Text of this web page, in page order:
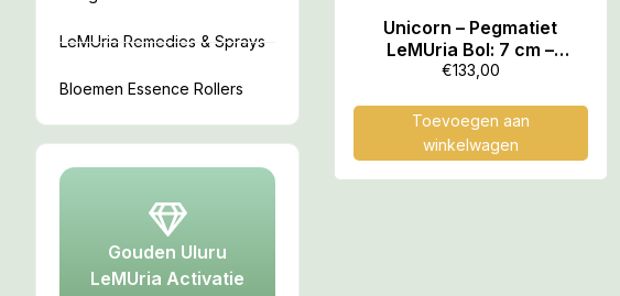
LeMUria Remedies & Sprays
Bloemen Essence Rollers
Gouden Uluru
LeMUria Activatie
Unicorn – Pegmatiet
LeMUria Bol: 7 cm –
ZonnePoort voor
€133,00
Toevoegen aan
winkelwagen